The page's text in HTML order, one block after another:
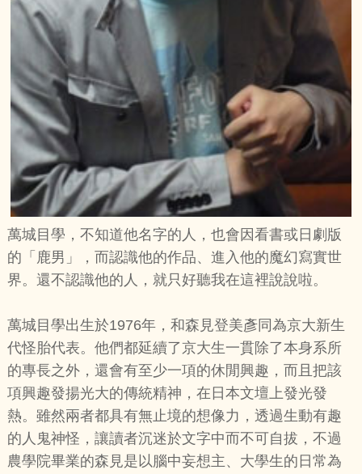
萬城目學，不知道他名字的人，也會因看書或日劇版
的「鹿男」，而認識他的作品、進入他的魔幻寫實世
界。還不認識他的人，就只好聽我在這裡說說啦。
萬城目學出生於1976年，和森見登美彥同為京大新生
代怪胎代表。他們都延續了京大生一貫除了本身系所
的專長之外，還會有至少一項的休閒興趣，而且把該
項興趣發揚光大的傳統精神，在日本文壇上發光發
熱。雖然兩者都具有無止境的想像力，透過生動有趣
的人鬼神怪，讓讀者沉迷於文字中而不可自拔，不過
農學院畢業的森見是以腦中妄想主、大學生的日常為